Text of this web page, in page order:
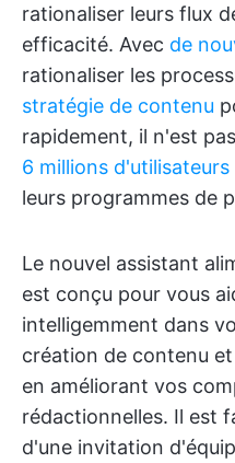
rationaliser leurs flux
efficacité. Avec de
rationaliser les
stratégie de contenu
rapidement, il n'est
6 millions d'utilisateurs
leurs programmes de
Le nouvel assistant
est conçu pour vous
intelligemment dans
création de contenu
en améliorant vos
rédactionnelles. Il est
d'une invitation